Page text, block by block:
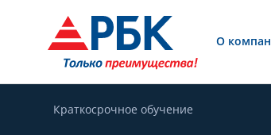
О
Краткосрочное обучение